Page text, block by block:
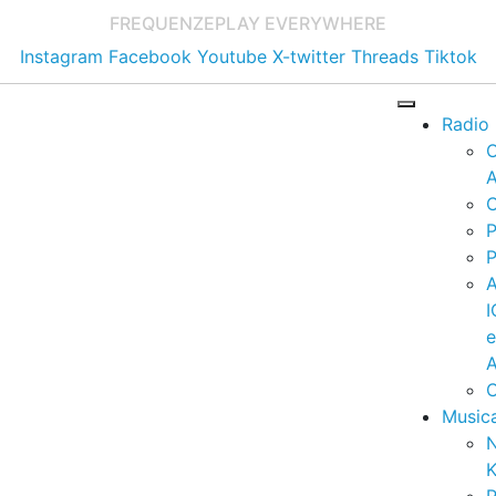
FREQUENZEPLAY EVERYWHERE
Instagram Facebook Youtube X-twitter Threads Tiktok
Radio
e